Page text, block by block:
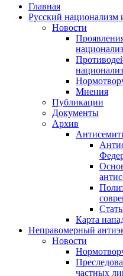
Главная
Русский национализм
Новости
Мнения
Публикации
Документы
Архив
Карта
Неправомерный
Новости
частных